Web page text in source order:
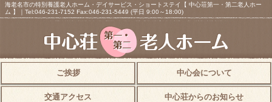
海老名市の特別養護老人ホーム・デイサービス・ショートステイ【 中心荘第一・第二老人ホー
ム 】｜Tel:046-231-7152 Fax:046-231-5449 (平日 9:00～18:00)
ご挨拶 中心会について
交通アクセス 中心荘からのお知らせ